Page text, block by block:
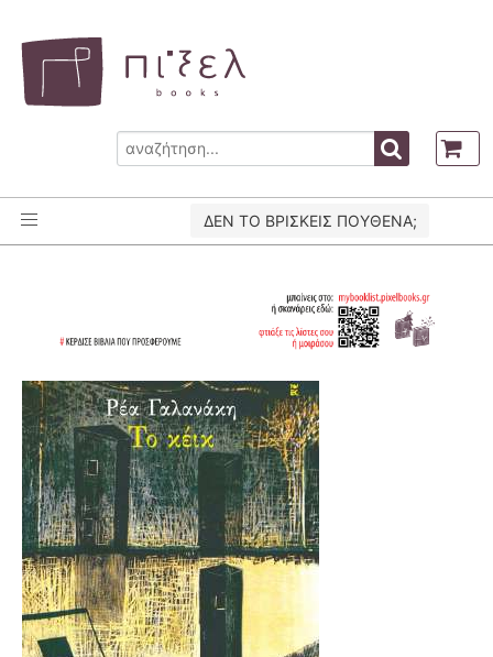
ΔΕΝ ΤΟ ΒΡΙΣΚΕΙΣ ΠΟΥΘΕΝΑ;